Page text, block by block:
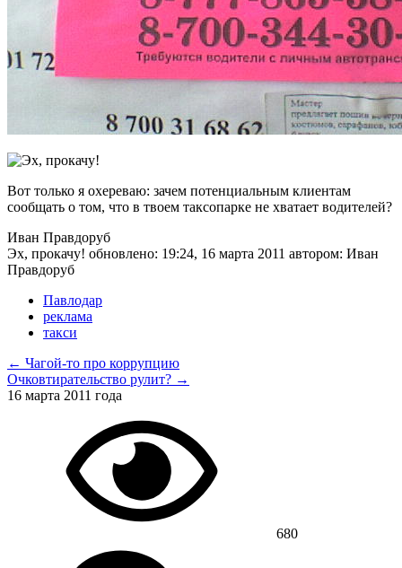
Вот только я охереваю: зачем потенциальным клиентам
сообщать о том, что в твоем таксопарке не хватает водителей?
Иван Правдоруб
Эх, прокачу! обновлено: 19:24, 16 марта 2011 автором: Иван
Правдоруб
Павлодар
реклама
такси
← Чагой-то про коррупцию
Очковтирательство рулит? →
16 марта 2011 года
680